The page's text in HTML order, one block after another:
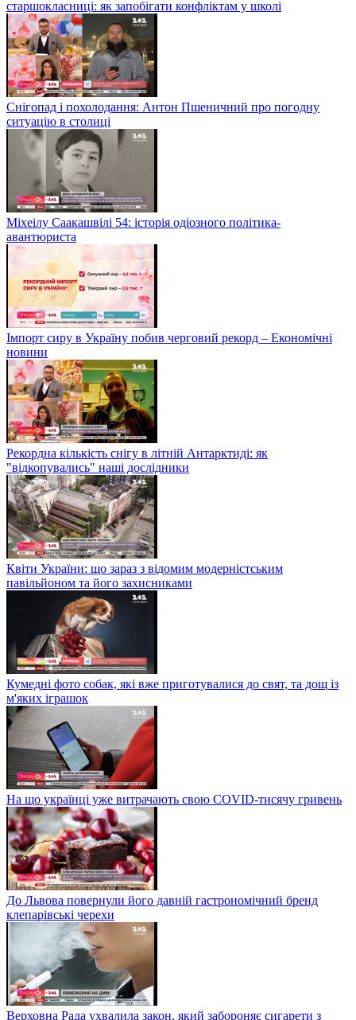
старшокласниці: як запобігати конфліктам у школі
Снігопад і похолодання: Антон Пшеничний про погодну
ситуацію в столиці
Міхеілу Саакашвілі 54: історія одіозного політика-
авантюриста
Імпорт сиру в Україну побив черговий рекорд – Економічні
новини
Рекордна кількість снігу в літній Антарктиді: як
"відкопувались" наші дослідники
Квіти України: що зараз з відомим модерністським
павільйоном та його захисниками
Кумедні фото собак, які вже приготувалися до свят, та дощ із
м'яких іграшок
На що українці уже витрачають свою COVID-тисячу гривень
До Львова повернули його давній гастрономічний бренд
клепарівські черехи
Верховна Рада ухвалила закон, який забороняє сигарети з